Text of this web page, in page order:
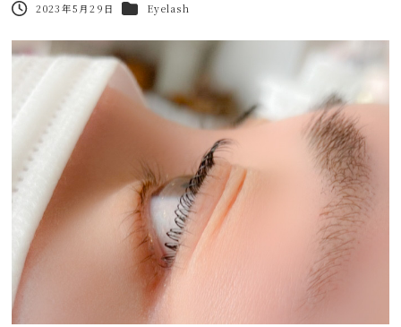
投稿日
2023年5月29日
カテゴリー
Eyelash